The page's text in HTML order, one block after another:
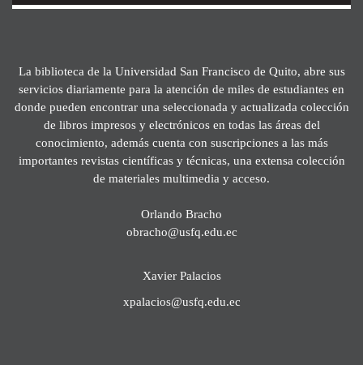
La biblioteca de la Universidad San Francisco de Quito, abre sus
servicios diariamente para la atención de miles de estudiantes en
donde pueden encontrar una seleccionada y actualizada colección
de libros impresos y electrónicos en todas las áreas del
conocimiento, además cuenta con suscripciones a las más
importantes revistas científicas y técnicas, una extensa colección
de materiales multimedia y acceso.
Orlando Bracho
obracho@usfq.edu.ec
Xavier Palacios
xpalacios@usfq.edu.ec